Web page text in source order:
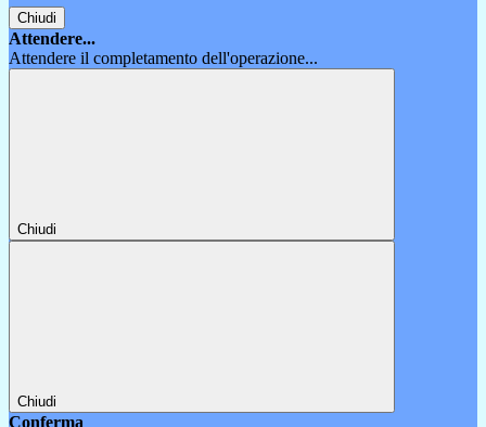
Chiudi
Attendere...
Attendere il completamento dell'operazione...
Chiudi
Chiudi
Conferma